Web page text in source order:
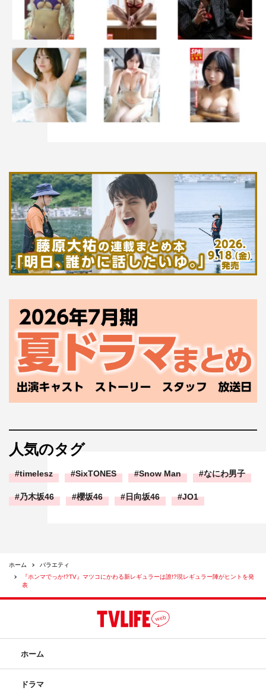
人気のタグ
timelesz SixTONES Snow Man なにわ男子
乃木坂46 櫻坂46 日向坂46 JO1
ホーム
バラエティ
『ホンマでっか!?TV』マツコにかわる新レギュラーは誰!?現レギュラー陣がヒントを発
表
ホーム
ドラマ